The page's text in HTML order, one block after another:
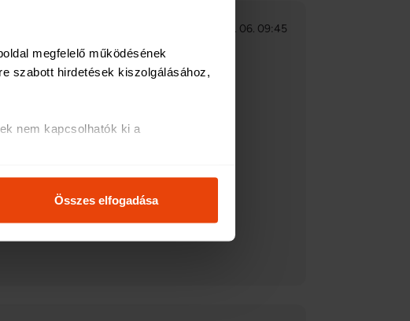
megfelelő működésének
szabott hirdetések kiszolgálásához,
nem kapcsolhatók ki a
biztosításához, valamint
partnereinkkel megosztjuk az Ön
amelyeket Ön adott meg
Összes elfogadása
2023. 09. 06. 09:45